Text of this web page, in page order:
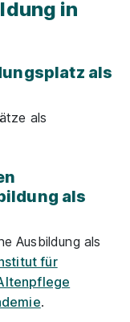
in
als
als
als
Ausbildung als
für
.